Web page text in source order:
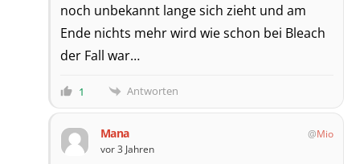
noch unbekannt lange sich zieht und am
Ende nichts mehr wird wie schon bei Bleach
der Fall war…
1 Antworten
Mana
Mio
vor 3 Jahren